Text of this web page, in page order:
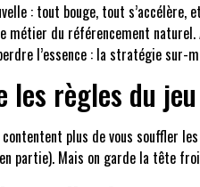
: tout bouge, tout
du référencement naturel.
l’essence : la stratégie sur-
les règles du jeu
plus de vous souffler
partie). Mais on garde la tête